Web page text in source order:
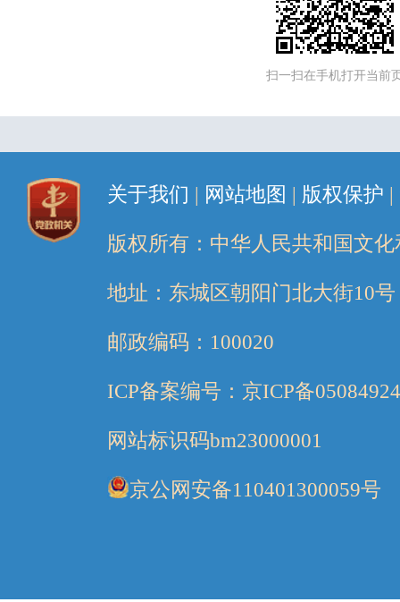
扫一扫在手机打开当前
关于我们 | 网站地图 | 版权保护 |
版权所有：中华人民共和国文
地址：东城区朝阳门北大街10号
邮政编码：100020
ICP备案编号：京ICP备
网站标识码bm23000001
京公网安备110401300059号